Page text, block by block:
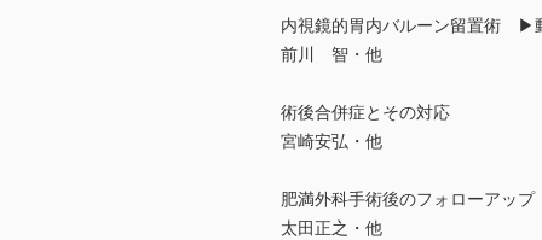
内視鏡的胃内バルーン留置術 ▶
前川 智・他
術後合併症とその対応
宮崎安弘・他
肥満外科手術後のフォローアップ
太田正之・他